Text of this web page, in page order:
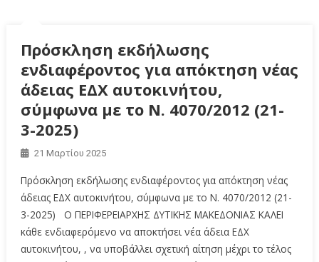
Πρόσκληση εκδήλωσης
ενδιαφέροντος για απόκτηση νέας
άδειας ΕΔΧ αυτοκινήτου,
σύμφωνα με το Ν. 4070/2012 (21-
3-2025)
21 Μαρτίου 2025
Πρόσκληση εκδήλωσης ενδιαφέροντος για απόκτηση νέας
άδειας ΕΔΧ αυτοκινήτου, σύμφωνα με το Ν. 4070/2012 (21-
3-2025) Ο ΠΕΡΙΦΕΡΕΙΑΡΧΗΣ ΔΥΤΙΚΗΣ ΜΑΚΕΔΟΝΙΑΣ ΚΑΛΕΙ
κάθε ενδιαφερόμενο να αποκτήσει νέα άδεια ΕΔΧ
αυτοκινήτου, , να υποβάλλει σχετική αίτηση μέχρι το τέλος